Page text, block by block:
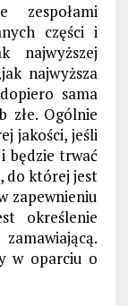
zespołami
części i
najwyższej
najwyższa
sama
złe. Ogólnie
jakości, jeśli
będzie trwać
do której jest
zapewnieniu
określenie
w oparciu o